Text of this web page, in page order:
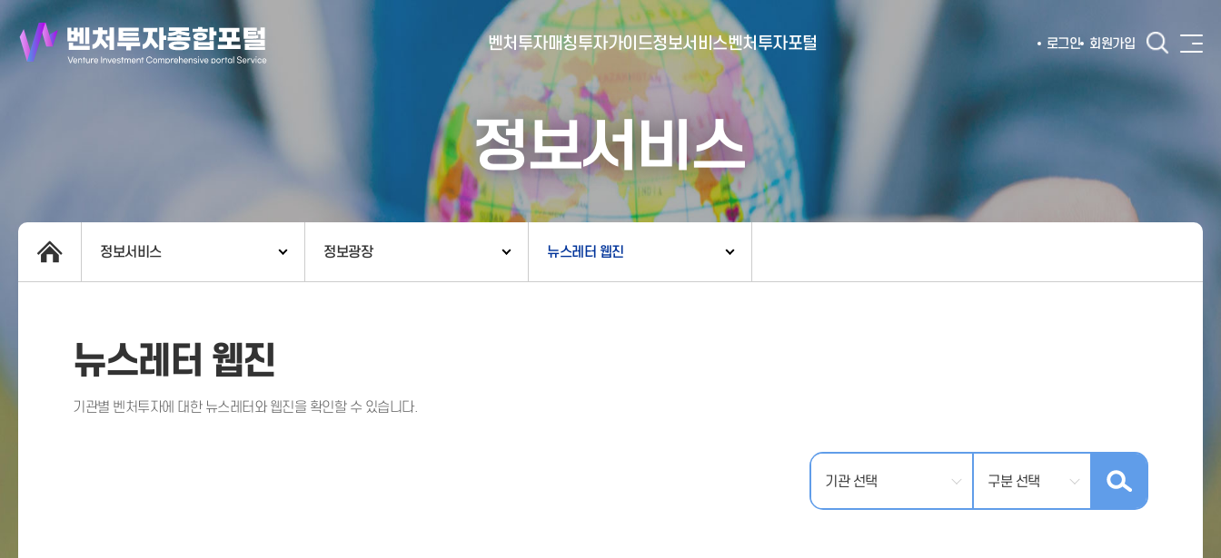
벤처투자매칭
- 통합공시
- 벤처투자회사 전자공시
- 벤처투자마트란?
투자가이드정보서비스
- 대시보드
- 투자실적
- 민간벤처통계
- 통계/연구 보고서
벤처투자포털
- 포털소개
- BI소개
로그인 회원가입
정보서비스
정보서비스 정보광장 뉴스레터 웹진
뉴스레터 웹진
기관별 벤처투자에 대한 뉴스레터와 웹진을 확인할 수 있습니다.